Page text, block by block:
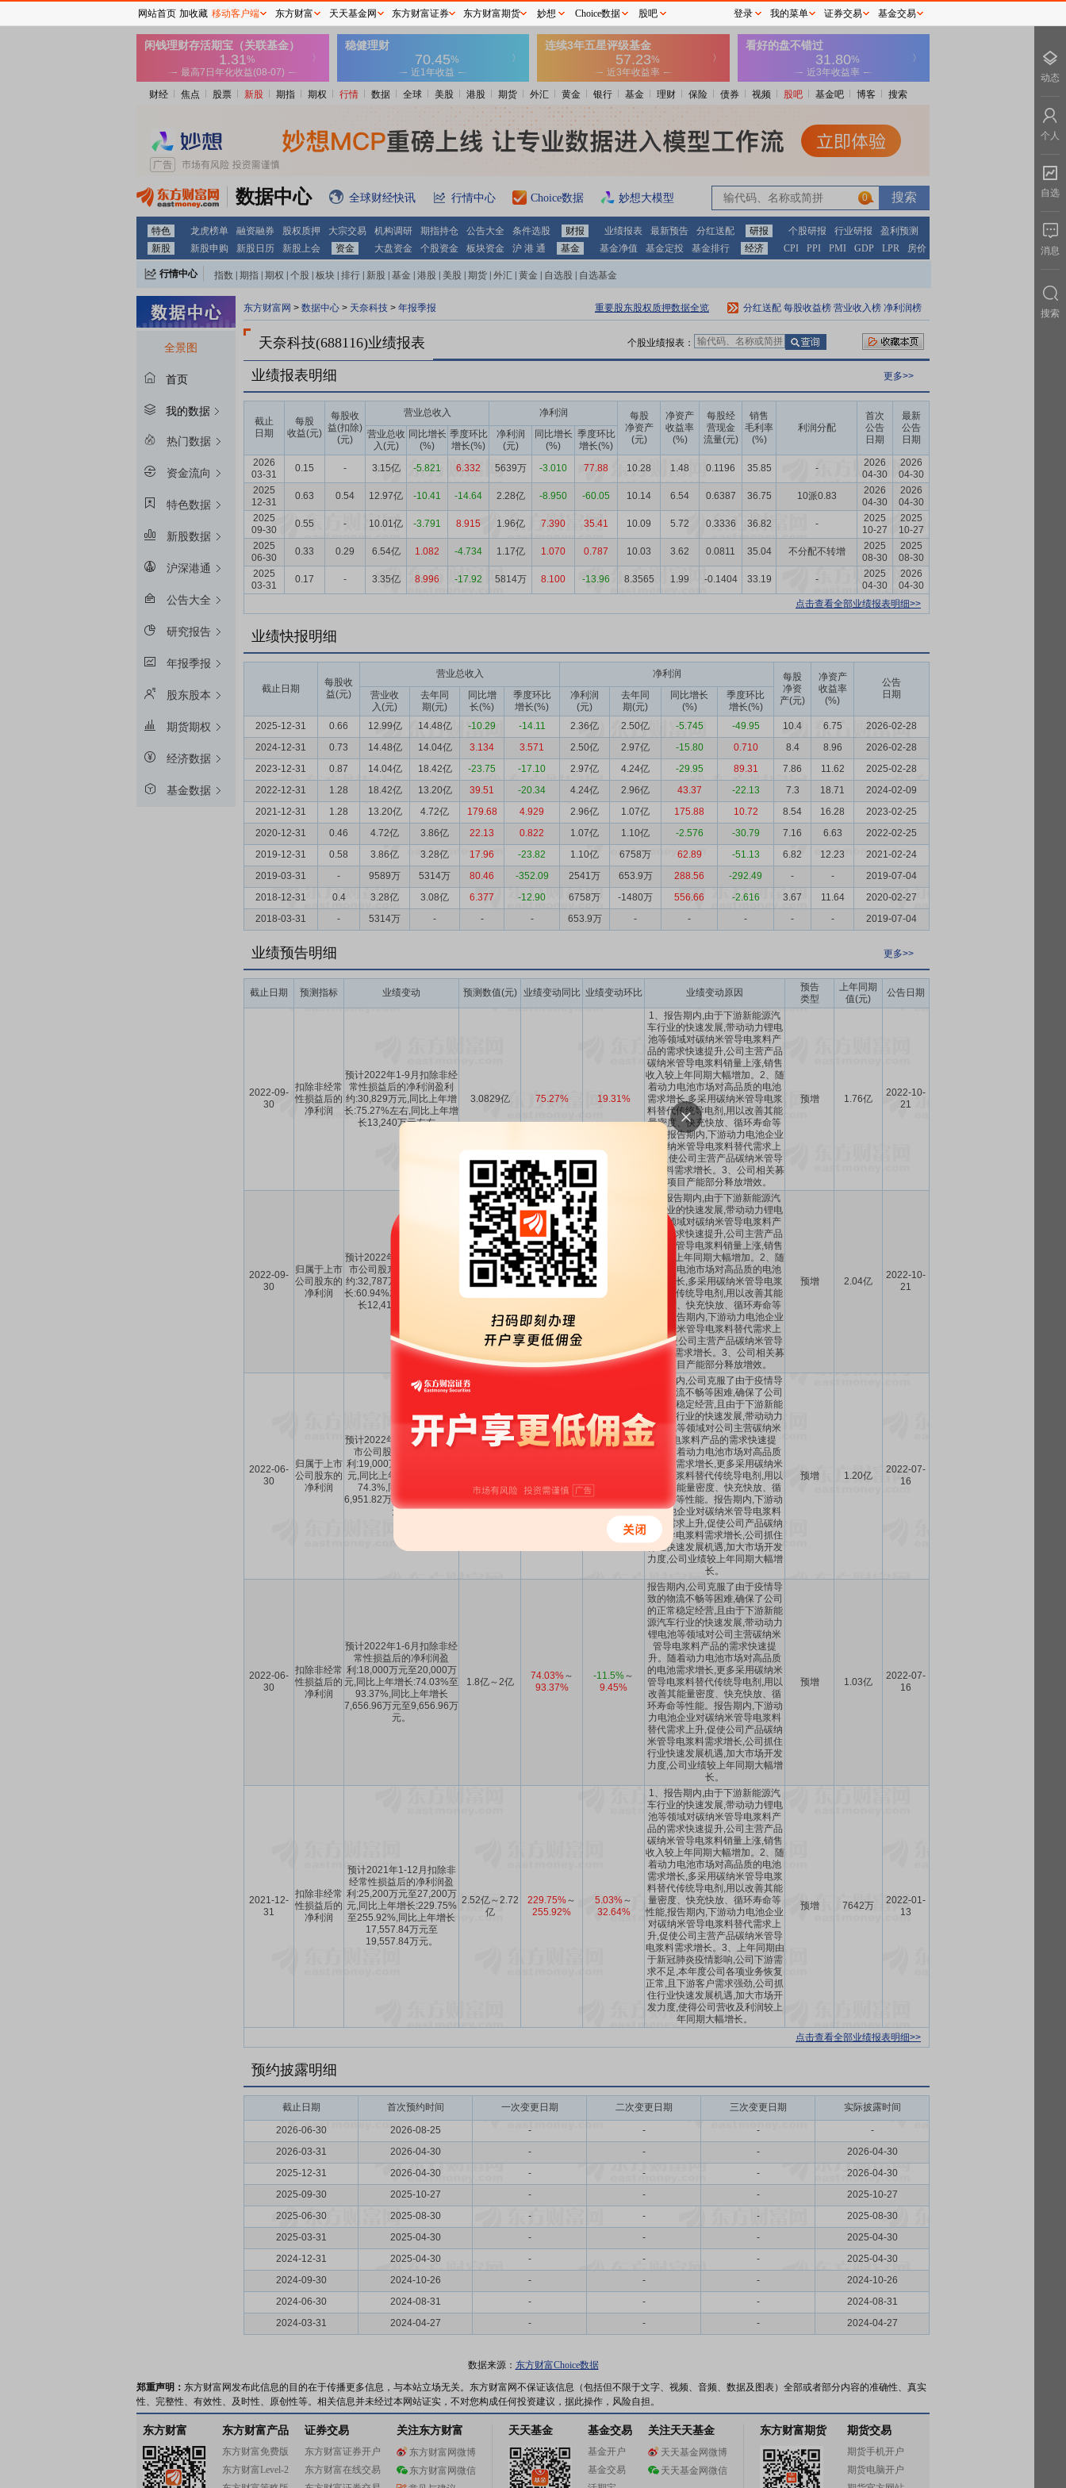
财经 焦点 股票 新股 期指 期权 行情 数据 全球 美股 港股 期货 外汇 黄金 银行 基金 理财 保险 债券 视频 股吧 基金吧 博客 搜索
数据中心 全球财经快讯 行情中心 Choice数据 妙想大模型 0
特色 龙虎榜单 融资融券 股权质押 大宗交易 机构调研 期指持仓 公告大全 条件选股 财报 业绩报表 最新预告 分红送配 研报 个股研报 行业研报
盈利预测
新股
新股申购 新股日历 新股上会 资金 大盘资金 个股资金 板块资金 沪 港 通 基金 基金净值 基金定投 基金排行 经济 CPI PPI PMI GDP LPR 房价
行情中心 指数 期指 期权 个股 板块 排行 新股 基金 港股 美股 期货 外汇 黄金 自选股 自选基金
全景图
首页
我的数据
热门数据
资金流向
特色数据
新股数据
沪深港通
公告大全
研究报告
年报季报
股东股本
期货期权
经济数据
基金数据
东方财富网 > 数据中心 > 天奈科技 > 年报季报 重要股东股权质押数据全览 分红送配 每股收益榜 营业收入榜 净利润榜
天奈科技(688116)业绩报表 个股业绩报表：
业绩报表明细 更多>>
截止
日期
每股
收益(元)
每股收
益(扣除)
(元)
营业总收入 净利润
每股
净资产
(元)
净资产
收益率
(%)
每股经
营现金
流量(元)
销售
毛利率
(%)
利润分配
首次
公告
日期
最新
公告
日期
营业总收
入(元)
同比增长
(%)
季度环比
增长(%)
净利润
(元)
同比增长
(%)
季度环比
增长(%)
2026
03-31
0.15 - 3.15亿 -5.821 6.332 5639万 -3.010 77.88 10.28 1.48 0.1196 35.85 -
2026
04-30
2026
04-30
2025
12-31
0.63 0.54 12.97亿 -10.41 -14.64 2.28亿 -8.950 -60.05 10.14 6.54 0.6387 36.75 10派0.83
2026
04-30
2026
04-30
2025
09-30
0.55 - 10.01亿 -3.791 8.915 1.96亿 7.390 35.41 10.09 5.72 0.3336 36.82 -
2025
10-27
2025
10-27
2025
06-30
0.33 0.29 6.54亿 1.082 -4.734 1.17亿 1.070 0.787 10.03 3.62 0.0811 35.04 不分配不转增
2025
08-30
2025
08-30
2025
03-31
0.17 - 3.35亿 8.996 -17.92 5814万 8.100 -13.96 8.3565 1.99 -0.1404 33.19 -
2025
04-30
2026
04-30
点击查看全部业绩报表明细>>
业绩快报明细
截止日期
每股收
益(元)
营业总收入 净利润
每股
净资
产(元)
净资产
收益率
(%)
公告
日期
营业收
入(元)
去年同
期(元)
同比增
长(%)
季度环比
增长(%)
净利润
(元)
去年同
期(元)
同比增长
(%)
季度环比
增长(%)
2025-12-31
0.66 12.99亿 14.48亿 -10.29 -14.11 2.36亿 2.50亿 -5.745 -49.95 10.4 6.75
2026-02-28
2024-12-31
0.73 14.48亿 14.04亿 3.134 3.571 2.50亿 2.97亿 -15.80 0.710 8.4 8.96
2026-02-28
2023-12-31
0.87 14.04亿 18.42亿 -23.75 -17.10 2.97亿 4.24亿 -29.95 89.31 7.86 11.62
2025-02-28
2022-12-31
1.28 18.42亿 13.20亿 39.51 -20.34 4.24亿 2.96亿 43.37 -22.13 7.3 18.71
2024-02-09
2021-12-31
1.28 13.20亿 4.72亿 179.68 4.929 2.96亿 1.07亿 175.88 10.72 8.54 16.28
2023-02-25
2020-12-31
0.46 4.72亿 3.86亿 22.13 0.822 1.07亿 1.10亿 -2.576 -30.79 7.16 6.63
2022-02-25
2019-12-31
0.58 3.86亿 3.28亿 17.96 -23.82 1.10亿 6758万 62.89 -51.13 6.82 12.23
2021-02-24
2019-03-31
- 9589万 5314万 80.46 -352.09 2541万 653.9万 288.56 -292.49 - -
2019-07-04
2018-12-31
0.4 3.28亿 3.08亿 6.377 -12.90 6758万 -1480万 556.66 -2.616 3.67 11.64
2020-02-27
2018-03-31
- 5314万 - - - 653.9万 - - - - - 2019-07-04
业绩预告明细 更多>>
截止日期 预测指标 业绩变动 预测数值(元) 业绩变动同比 业绩变动环比 业绩变动原因
预告
类型
上年同期
值(元)
公告日期
2022-09-
30
扣除非经常
性损益后的
净利润
预计2022年1-9月扣除非经
常性损益后的净利润盈利
约:30,829万元,同比上年增
长:75.27%左右,同比上年增
长13,240万元左右。
3.0829亿 75.27% 19.31%
1、报告期内,由于下游新能源汽
车行业的快速发展,带动动力锂电
池等领域对碳纳米管导电浆料产
品的需求快速提升,公司主营产品
碳纳米管导电浆料销量上涨,销售
收入较上年同期大幅增加。2、随
着动力电池市场对高品质的电池
需求增长,多采用碳纳米管导电浆
料替代传统导电剂,用以改善其能
量密度、快充快放、循环寿命等
性能,报告期内,下游动力电池企业
对碳纳米管导电浆料替代需求上
升,促使公司主营产品碳纳米管导
电浆料需求增长。3、公司相关募
投项目产能部分释放增效。
预增 1.76亿
2022-10-
21
2022-09-
30
归属于上市
公司股东的
净利润
预计2022年1-9月归属于上
市公司股东的净利润盈利
约:32,787万元,同比上年增
长:60.94%左右,同比上年增
长12,415万元左右。
3.2787亿 60.94%
1、报告期内,由于下游新能源汽
车行业的快速发展,带动动力锂电
池等领域对碳纳米管导电浆料产
品的需求快速提升,公司主营产品
碳纳米管导电浆料销量上涨,销售
收入较上年同期大幅增加。2、随
着动力电池市场对高品质的电池
需求增长,多采用碳纳米管导电浆
料替代传统导电剂,用以改善其能
量密度、快充快放、循环寿命等
性能,报告期内,下游动力电池企业
对碳纳米管导电浆料替代需求上
升,促使公司主营产品碳纳米管导
电浆料需求增长。3、公司相关募
投项目产能部分释放增效。
预增 2.04亿
2022-10-
21
2022-06-
30
归属于上市
公司股东的
净利润
预计2022年1-6月归属于上
市公司股东的净利润盈
利:19,000万元至21,000万
元,同比上年增长:57.7%至
74.3%,同比上年增长
6,951.82万元至8,951.82万
元。
报告期内,公司克服了由于疫情导
致的物流不畅等困难,确保了公司
的正常稳定经营,且由于下游新能
源汽车行业的快速发展,带动动力
锂电池等领域对公司主营碳纳米
管导电浆料产品的需求快速提
升。随着动力电池市场对高品质
的电池需求增长,更多采用碳纳米
管导电浆料替代传统导电剂,用以
改善其能量密度、快充快放、循
环寿命等性能。报告期内,下游动
力电池企业对碳纳米管导电浆料
替代需求上升,促使公司产品碳纳
米管导电浆料需求增长,公司抓住
行业快速发展机遇,加大市场开发
力度,公司业绩较上年同期大幅增
长。
预增 1.20亿
2022-07-
16
2022-06-
30
扣除非经常
性损益后的
净利润
预计2022年1-6月扣除非经
常性损益后的净利润盈
利:18,000万元至20,000万
元,同比上年增长:74.03%至
93.37%,同比上年增长
7,656.96万元至9,656.96万
元。
1.8亿～2亿
74.03%～
93.37%
-11.5%～
9.45%
报告期内,公司克服了由于疫情导
致的物流不畅等困难,确保了公司
的正常稳定经营,且由于下游新能
源汽车行业的快速发展,带动动力
锂电池等领域对公司主营碳纳米
管导电浆料产品的需求快速提
升。随着动力电池市场对高品质
的电池需求增长,更多采用碳纳米
管导电浆料替代传统导电剂,用以
改善其能量密度、快充快放、循
环寿命等性能。报告期内,下游动
力电池企业对碳纳米管导电浆料
替代需求上升,促使公司产品碳纳
米管导电浆料需求增长,公司抓住
行业快速发展机遇,加大市场开发
力度,公司业绩较上年同期大幅增
长。
预增 1.03亿
2022-07-
16
2021-12-
31
扣除非经常
性损益后的
净利润
预计2021年1-12月扣除非
经常性损益后的净利润盈
利:25,200万元至27,200万
元,同比上年增长:229.75%
至255.92%,同比上年增长
17,557.84万元至
19,557.84万元。
2.52亿～2.72
亿
229.75%～
255.92%
5.03%～
32.64%
1、报告期内,由于下游新能源汽
车行业的快速发展,带动动力锂电
池等领域对碳纳米管导电浆料产
品的需求快速提升,公司主营产品
碳纳米管导电浆料销量上涨,销售
收入较上年同期大幅增加。2、随
着动力电池市场对高品质的电池
需求增长,多采用碳纳米管导电浆
料替代传统导电剂,用以改善其能
量密度、快充快放、循环寿命等
性能,报告期内,下游动力电池企业
对碳纳米管导电浆料替代需求上
升,促使公司主营产品碳纳米管导
电浆料需求增长。3、上年同期由
于新冠肺炎疫情影响,公司下游需
求不足,本年度公司各项业务恢复
正常,且下游客户需求强劲,公司抓
住行业快速发展机遇,加大市场开
发力度,使得公司营收及利润较上
年同期大幅增长。
预增 7642万
2022-01-
13
点击查看全部业绩报表明细>>
预约披露明细
截止日期 首次预约时间 一次变更日期 二次变更日期 三次变更日期 实际披露时间
2026-06-30 2026-08-25 - - -
-
2026-03-31
2026-04-30 - - -
2026-04-30
2025-12-31
2026-04-30 - - -
2026-04-30
2025-09-30
2025-10-27 - - -
2025-10-27
2025-06-30
2025-08-30 - - -
2025-08-30
2025-03-31
2025-04-30 - - -
2025-04-30
2024-12-31
2025-04-30 - - -
2025-04-30
2024-09-30
2024-10-26 - - -
2024-10-26
2024-06-30
2024-08-31 - - -
2024-08-31
2024-03-31
2024-04-27 - - - 2024-04-27
数据来源： 东方财富Choice数据
郑重声明： 东方财富网发布此信息的目的在于传播更多信息，与本站立场无关。东方财富网不保证该信息（包括但不限于文字、视频、音频、数据及图表）全部或者部分内容的准确性、真实
性、完整性、有效性、及时性、原创性等。相关信息并未经过本网站证实，不对您构成任何投资建议，据此操作，风险自担。
东方财富 东方财富产品
东方财富免费版
东方财富Level-2
证券交易
东方财富证券开户
东方财富在线交易
关注东方财富
东方财富网微博
东方财富网微信
天天基金 基金交易
基金开户
基金交易
关注天天基金
天天基金网微博
天天基金网微信
东方财富期货 期货交易
期货手机开户
期货电脑开户
网站首页 加收藏 移动客户端 东方财富 天天基金网 东方财富证券 东方财富期货 妙想 Choice数据 股吧 登录 我的菜单 证券交易 基金交易
动态
个人
自选
消息
搜索